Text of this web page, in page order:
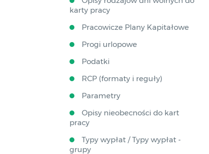
karty pracy
Pracowicze Plany Kapitałowe
Progi urlopowe
Podatki
RCP (formaty i reguły)
Parametry
Opisy nieobecności do kart
pracy
Typy wypłat / Typy wypłat -
grupy